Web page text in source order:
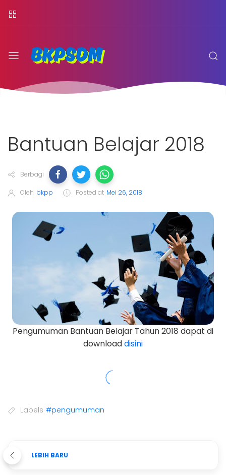
Bantuan Belajar 2018
Berbagi
Oleh bkpp Posted at Mei 26, 2018
Pengumuman Bantuan Belajar Tahun 2018 dapat di
downloaddisini
Labels #pengumuman
LEBIH BARU